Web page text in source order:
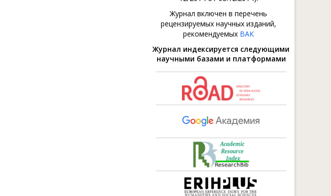
Журнал включен в перечень
рецензируемых научных изданий,
рекомендуемых ВАК
Журнал индексируется следующими
научными базами и платформами